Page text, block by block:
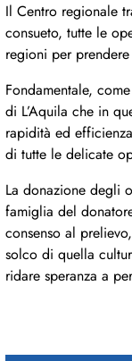
Il Centro regionale
consueto, tutte le
regioni per
Fondamentale,
di L’Aquila che in
rapidità ed
di tutte le delicate
La donazione degli
famiglia del
consenso al
solco di quella
ridare speranza a